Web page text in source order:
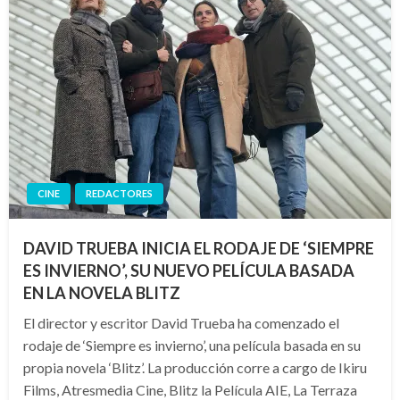
CINE REDACTORES
DAVID TRUEBA INICIA EL RODAJE DE ‘SIEMPRE
ES INVIERNO’, SU NUEVO PELÍCULA BASADA
EN LA NOVELA BLITZ
El director y escritor David Trueba ha comenzado el
rodaje de ‘Siempre es invierno’, una película basada en su
propia novela ‘Blitz’. La producción corre a cargo de Ikiru
Films, Atresmedia Cine, Blitz la Película AIE, La Terraza